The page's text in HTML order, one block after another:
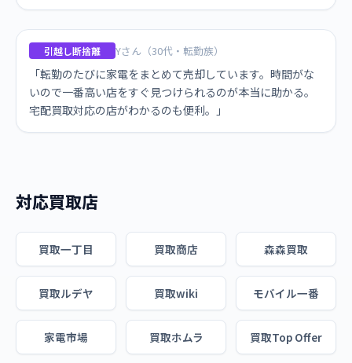
引越し断捨離 Yさん（30代・転勤族）
「転勤のたびに家電をまとめて売却しています。時間がな
いので一番高い店をすぐ見つけられるのが本当に助かる。
宅配買取対応の店がわかるのも便利。」
対応買取店
買取一丁目 買取商店 森森買取
買取ルデヤ 買取wiki モバイル一番
家電市場 買取ホムラ 買取Top Offer